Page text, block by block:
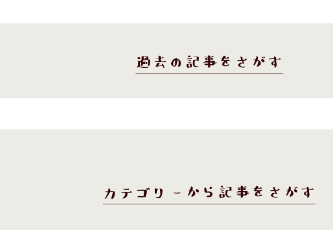
過去の記事をさがす
カテゴリーから記事をさがす